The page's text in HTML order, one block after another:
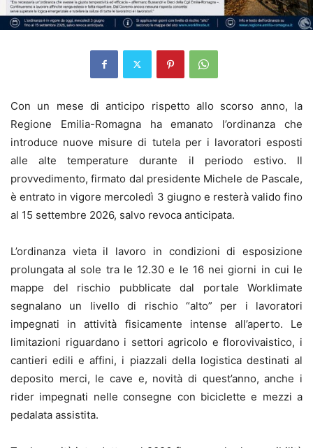
Con un mese di anticipo rispetto allo scorso anno, la
Regione Emilia-Romagna ha emanato l’ordinanza che
introduce nuove misure di tutela per i lavoratori esposti
alle alte temperature durante il periodo estivo. Il
provvedimento, firmato dal presidente Michele de Pascale,
è entrato in vigore mercoledì 3 giugno e resterà valido fino
al 15 settembre 2026, salvo revoca anticipata.
L’ordinanza vieta il lavoro in condizioni di esposizione
prolungata al sole tra le 12.30 e le 16 nei giorni in cui le
mappe del rischio pubblicate dal portale Worklimate
segnalano un livello di rischio “alto” per i lavoratori
impegnati in attività fisicamente intense all’aperto. Le
limitazioni riguardano i settori agricolo e florovivaistico, i
cantieri edili e affini, i piazzali della logistica destinati al
deposito merci, le cave e, novità di quest’anno, anche i
rider impegnati nelle consegne con biciclette e mezzi a
pedalata assistita.